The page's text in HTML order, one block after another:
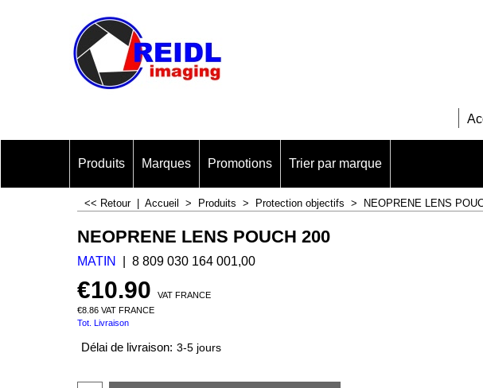
Produits Marques Promotions Trier par marque
<< Retour Accueil > Produits > Protection objectifs > NEOPRENE LENS
NEOPRENE LENS POUCH 200
MATIN 8 809 030 164 001,00
€10.90
VAT FRANCE
€8.86 VAT FRANCE
Tot. Livraison
Délai de livraison: 3-5 jours